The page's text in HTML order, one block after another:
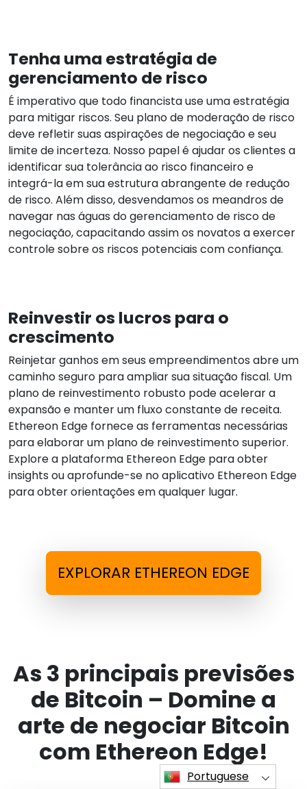
Tenha uma estratégia de
gerenciamento de risco
É imperativo que todo financista use uma estratégia
para mitigar riscos. Seu plano de moderação de risco
deve refletir suas aspirações de negociação e seu
limite de incerteza. Nosso papel é ajudar os clientes a
identificar sua tolerância ao risco financeiro e
integrá-la em sua estrutura abrangente de redução
de risco. Além disso, desvendamos os meandros de
navegar nas águas do gerenciamento de risco de
negociação, capacitando assim os novatos a exercer
controle sobre os riscos potenciais com confiança.
Reinvestir os lucros para o
crescimento
Reinjetar ganhos em seus empreendimentos abre um
caminho seguro para ampliar sua situação fiscal. Um
plano de reinvestimento robusto pode acelerar a
expansão e manter um fluxo constante de receita.
Ethereon Edge fornece as ferramentas necessárias
para elaborar um plano de reinvestimento superior.
Explore a plataforma Ethereon Edge para obter
insights ou aprofunde-se no aplicativo Ethereon Edge
para obter orientações em qualquer lugar.
EXPLORAR ETHEREON EDGE
As 3 principais previsões
de Bitcoin – Domine a
arte de negociar Bitcoin
com Ethereon Edge!
Portuguese